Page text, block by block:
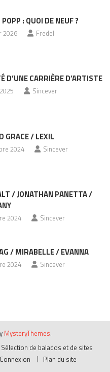
: QUOI DE NEUF ?
2026 Fredel
D’UNE CARRIÈRE D’ARTISTE
Sincever
GRACE / LEXIL
2024 Sincever
/ JONATHAN PANETTA /
2024 Sincever
/ MIRABELLE / EVANNA
2024 Sincever
MysteryThemes.
Sélection de balados et de sites
Connexion Plan du site